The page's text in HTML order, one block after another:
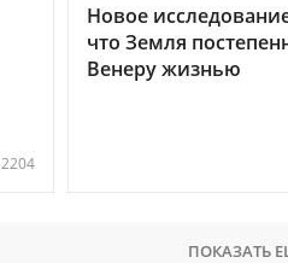
2204
Новое
что Земля
Венеру жизнью
ПОКАЗАТЬ